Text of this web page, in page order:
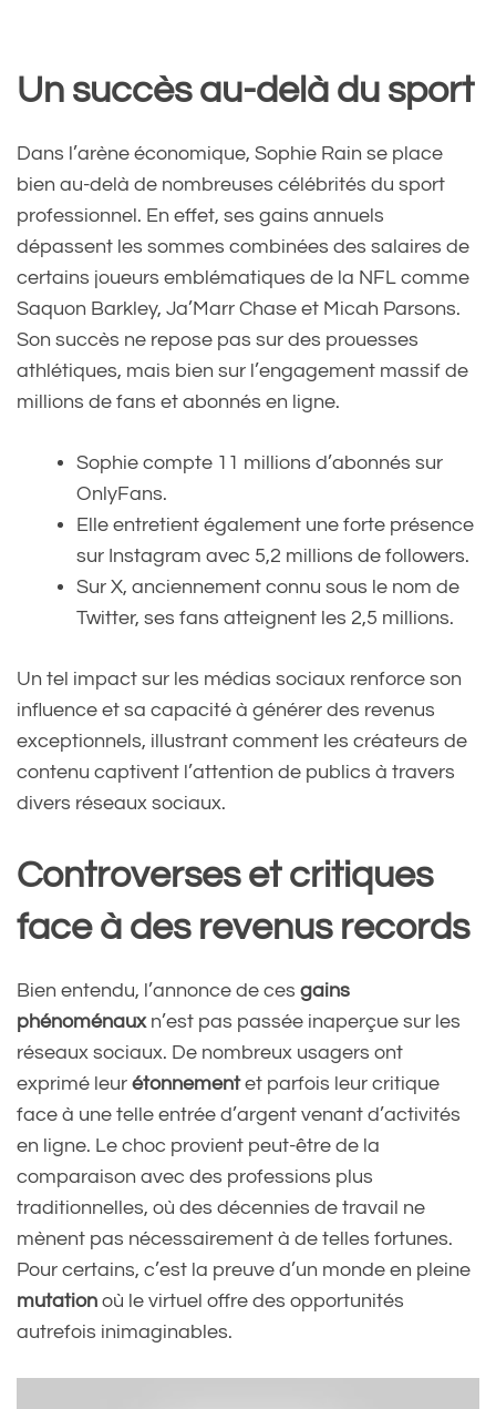
Un succès au-delà du sport
Dans l’arène économique, Sophie Rain se place
bien au-delà de nombreuses célébrités du sport
professionnel. En effet, ses gains annuels
dépassent les sommes combinées des salaires de
certains joueurs emblématiques de la NFL comme
Saquon Barkley, Ja’Marr Chase et Micah Parsons.
Son succès ne repose pas sur des prouesses
athlétiques, mais bien sur l’engagement massif de
millions de fans et abonnés en ligne.
Sophie compte 11 millions d’abonnés sur
OnlyFans.
Elle entretient également une forte présence
sur Instagram avec 5,2 millions de followers.
Sur X, anciennement connu sous le nom de
Twitter, ses fans atteignent les 2,5 millions.
Un tel impact sur les médias sociaux renforce son
influence et sa capacité à générer des revenus
exceptionnels, illustrant comment les créateurs de
contenu captivent l’attention de publics à travers
divers réseaux sociaux.
Controverses et critiques
face à des revenus records
Bien entendu, l’annonce de ces gains
phénoménauxn’est pas passée inaperçue sur les
réseaux sociaux. De nombreux usagers ont
exprimé leur étonnementet parfois leur critique
face à une telle entrée d’argent venant d’activités
en ligne. Le choc provient peut-être de la
comparaison avec des professions plus
traditionnelles, où des décennies de travail ne
mènent pas nécessairement à de telles fortunes.
Pour certains, c’est la preuve d’un monde en pleine
mutation où le virtuel offre des opportunités
autrefois inimaginables.